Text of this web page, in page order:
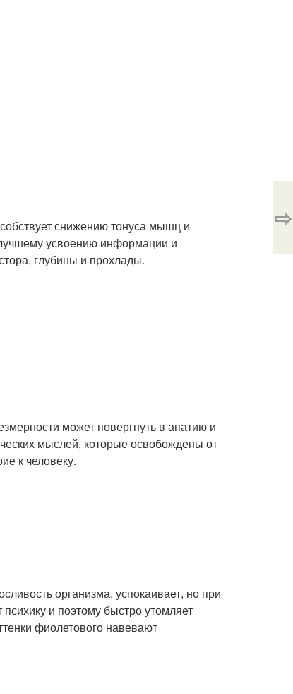
снижению тонуса мышц и
лучшему усвоению информации и
глубины и прохлады.
может повергнуть в апатию и
мыслей, которые освобождены от
к человеку.
организма, успокаивает, но при
и поэтому быстро утомляет
фиолетового навевают
⇨